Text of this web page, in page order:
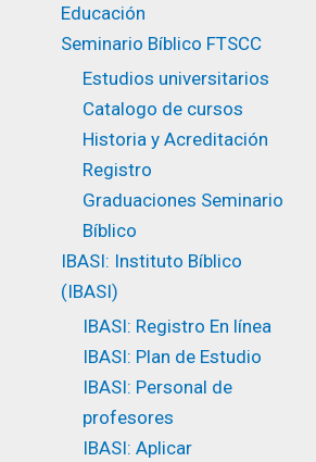
Educación
Seminario Bíblico FTSCC
Estudios universitarios ​
Catalogo de cursos
Historia y Acreditación
Registro
Graduaciones Seminario
Bíblico
IBASI: Instituto Bíblico
(IBASI)
IBASI: Registro En línea
IBASI: Plan de Estudio
IBASI: Personal de
profesores
IBASI: Aplicar